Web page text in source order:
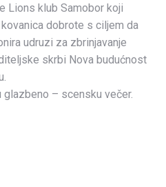
Lions klub Samobor koji
dobrote s ciljem da
udruzi za zbrinjavanje
skrbi Nova budućnost
– scensku večer.